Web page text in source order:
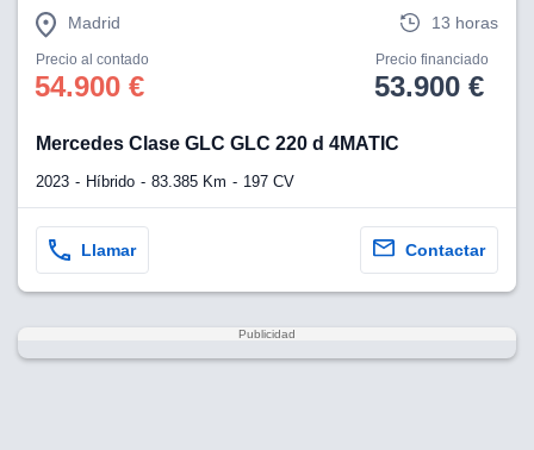
Madrid 13 horas
Precio al contado
54.900 €
Precio financiado
53.900 €
Mercedes Clase GLC GLC 220 d 4MATIC
2023 Híbrido 83.385 Km 197 CV
Llamar Contactar